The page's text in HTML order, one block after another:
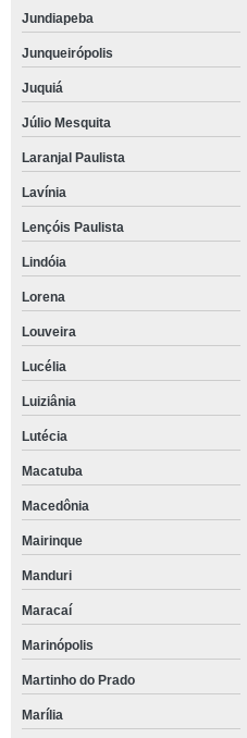
Jundiapeba
Junqueirópolis
Juquiá
Júlio Mesquita
Laranjal Paulista
Lavínia
Lençóis Paulista
Lindóia
Lorena
Louveira
Lucélia
Luiziânia
Lutécia
Macatuba
Macedônia
Mairinque
Manduri
Maracaí
Marinópolis
Martinho do Prado
Marília